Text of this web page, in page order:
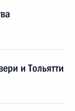
и Тольятти